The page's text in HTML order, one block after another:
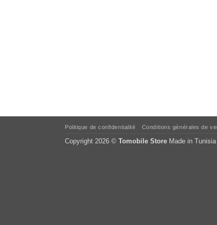
Politique de confidentialité Conditions générales de
Copyright 2026 © Tomobile Store Made in